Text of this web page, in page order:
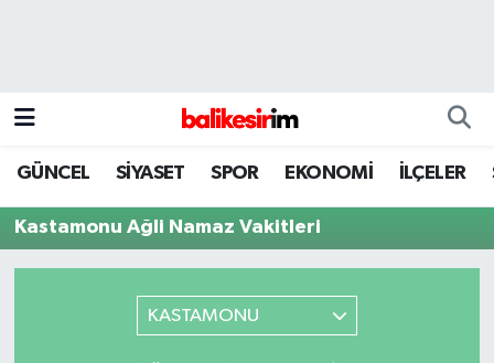
GÜNCEL SİYASET SPOR EKONOMİ İLÇELER
Kastamonu Ağli Namaz Vakitleri
KASTAMONU